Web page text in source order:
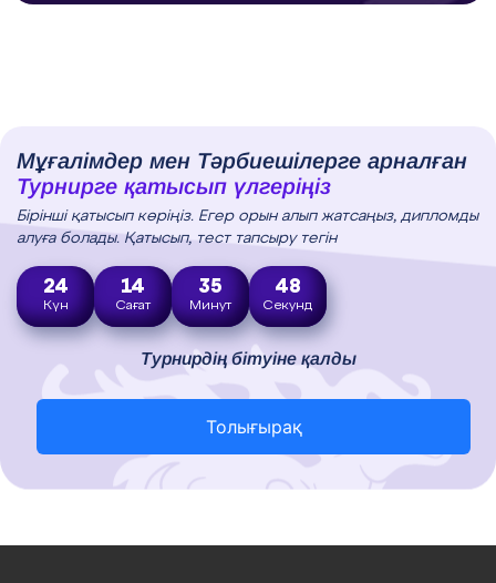
Мұғалімдер мен Тәрбиешілерге арналған
Турнирге қатысып үлгеріңіз
Бірінші қатысып көріңіз. Егер орын алып жатсаңыз, дипломды
алуға болады. Қатысып, тест тапсыру тегін
24
Күн
14
Сағат
35
Минут
47
Секунд
Турнирдің бітуіне қалды
Толығырақ